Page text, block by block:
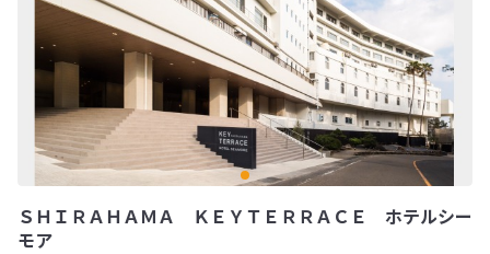
ＳＨＩＲＡＨＡＭＡ ＫＥＹＴＥＲＲＡＣＥ ホテルシー
モア